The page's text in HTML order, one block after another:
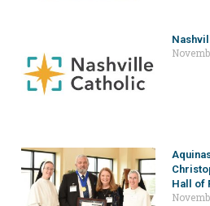
Hall of